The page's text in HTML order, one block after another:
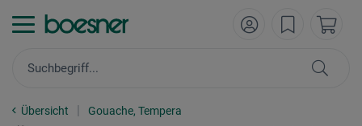
Übersicht Gouache, Tempera